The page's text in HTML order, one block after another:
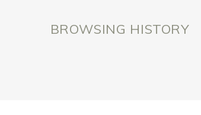
BROWSING HISTORY